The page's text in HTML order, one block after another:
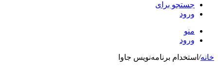
جستجو برای
ورود
منو
ورود
خانه/ استخدام برنامه‌نویس جاوا